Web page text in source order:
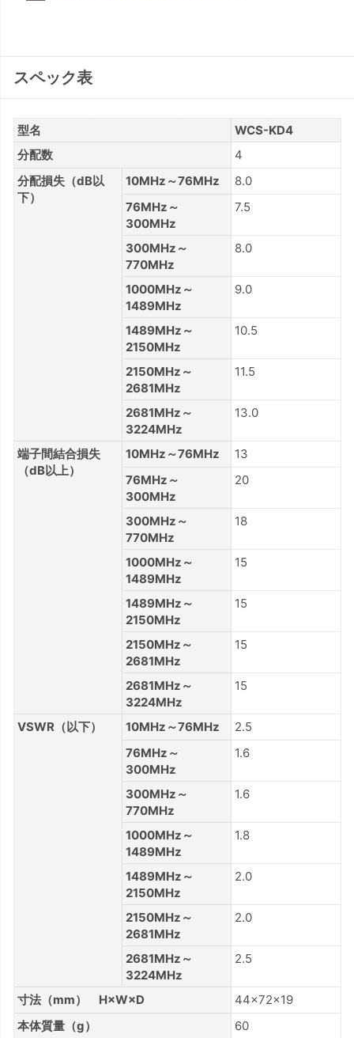
スペック表
型名
WCS-KD4
分配数
4
分配損失（dB以
下）
10MHz～76MHz
8.0
76MHz～
300MHz
7.5
300MHz～
770MHz
8.0
1000MHz～
1489MHz
9.0
1489MHz～
2150MHz
10.5
2150MHz～
2681MHz
11.5
2681MHz～
3224MHz
13.0
端子間結合損失
（dB以上）
10MHz～76MHz
13
76MHz～
300MHz
20
300MHz～
770MHz
18
1000MHz～
1489MHz
15
1489MHz～
2150MHz
15
2150MHz～
2681MHz
15
2681MHz～
3224MHz
15
VSWR（以下） 10MHz～76MHz
2.5
76MHz～
300MHz
1.6
300MHz～
770MHz
1.6
1000MHz～
1489MHz
1.8
1489MHz～
2150MHz
2.0
2150MHz～
2681MHz
2.0
2681MHz～
3224MHz
2.5
寸法（mm） H×W×D
44×72×19
本体質量（g）
60